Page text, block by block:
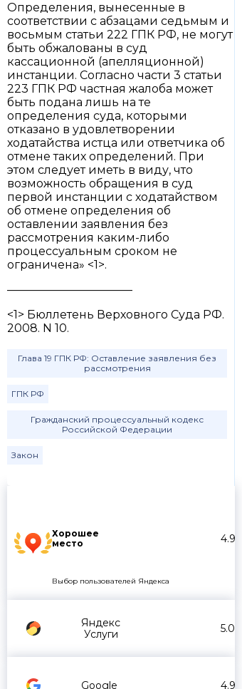
Хорошее
место
4.9
Выбор пользователей Яндекса
Яндекс
Услуги
5.0
Google 4.9
Определения, вынесенные в
соответствии с абзацами седьмым и
восьмым статьи 222 ГПК РФ, не могут
быть обжалованы в суд
кассационной (апелляционной)
инстанции. Согласно части 3 статьи
223 ГПК РФ частная жалоба может
быть подана лишь на те
определения суда, которыми
отказано в удовлетворении
ходатайства истца или ответчика об
отмене таких определений. При
этом следует иметь в виду, что
возможность обращения в суд
первой инстанции с ходатайством
об отмене определения об
оставлении заявления без
рассмотрения каким-либо
процессуальным сроком не
ограничена» <1>.
———————————
<1> Бюллетень Верховного Суда РФ.
2008. N 10.
Глава 19 ГПК РФ: Оставление заявления без
рассмотрения
ГПК РФ
Гражданский процессуальный кодекс
Российской Федерации
Закон